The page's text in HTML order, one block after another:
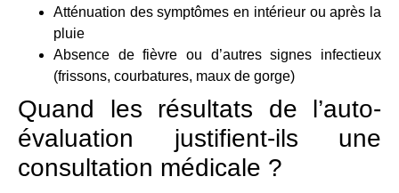
Atténuation des symptômes en intérieur ou après la
pluie
Absence de fièvre ou d’autres signes infectieux
(frissons, courbatures, maux de gorge)
Quand les résultats de l’auto-
évaluation justifient-ils une
consultation médicale ?